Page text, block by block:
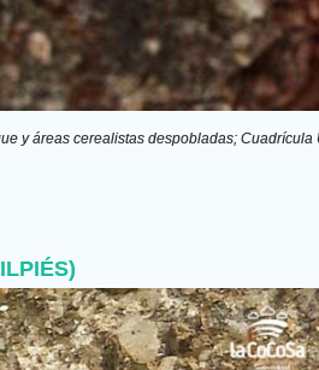
áreas cerealistas despobladas; Cuadrícula